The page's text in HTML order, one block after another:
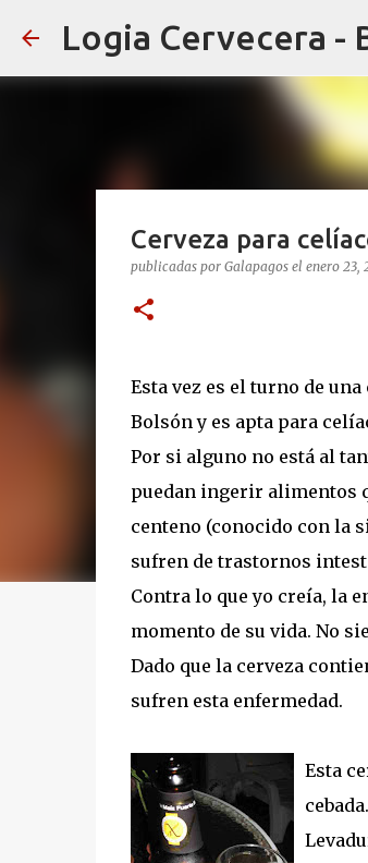
Logia Cervecera -
Cerveza para
publicadas por Galapagos el enero 23,
Esta vez es el turno de
Bolsón y es apta para
Por si alguno no está al
puedan ingerir alimentos
centeno (conocido con la
sufren de trastornos
Contra lo que yo creía, la
momento de su vida. No
Dado que la cerveza
sufren esta enfermedad.
Esta